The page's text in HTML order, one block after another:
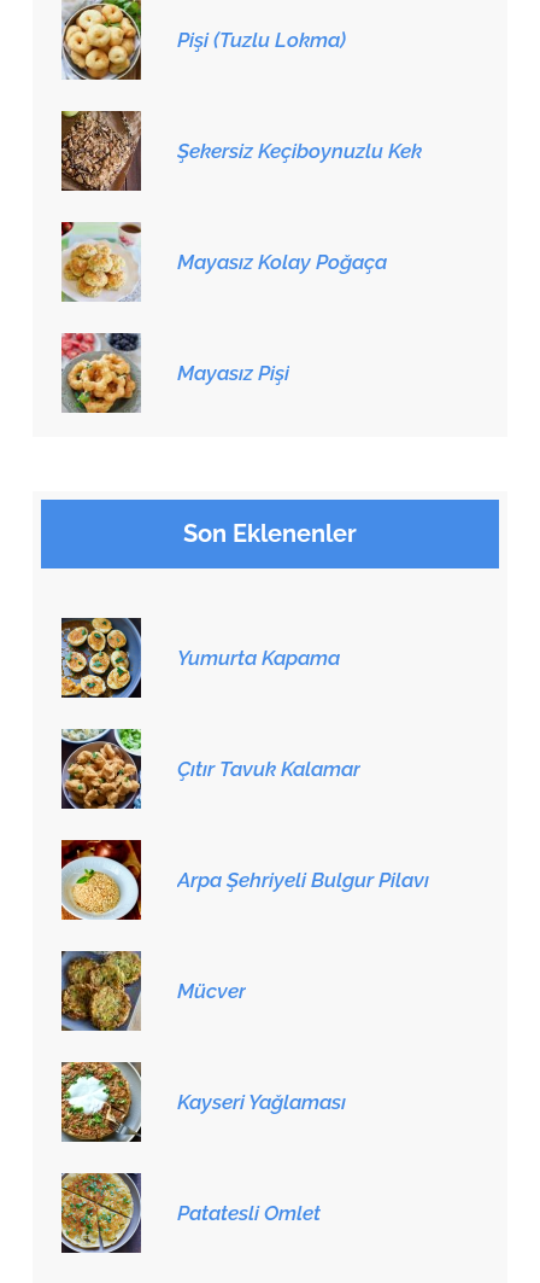
Pişi (Tuzlu Lokma)
Şekersiz Keçiboynuzlu Kek
Mayasız Kolay Poğaça
Mayasız Pişi
Son Eklenenler
Yumurta Kapama
Çıtır Tavuk Kalamar
Arpa Şehriyeli Bulgur Pilavı
Mücver
Kayseri Yağlaması
Patatesli Omlet